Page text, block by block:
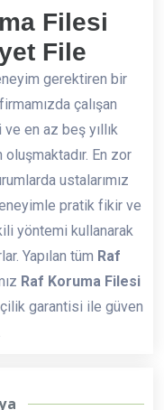
Filesi
File
gerektiren bir
çalışan
en az beş yıllık
En zor
ustalarımız
pratik fikir ve
yöntemi kullanarak
Yapılan tüm Raf
Raf Koruma Filesi
garantisi ile güven